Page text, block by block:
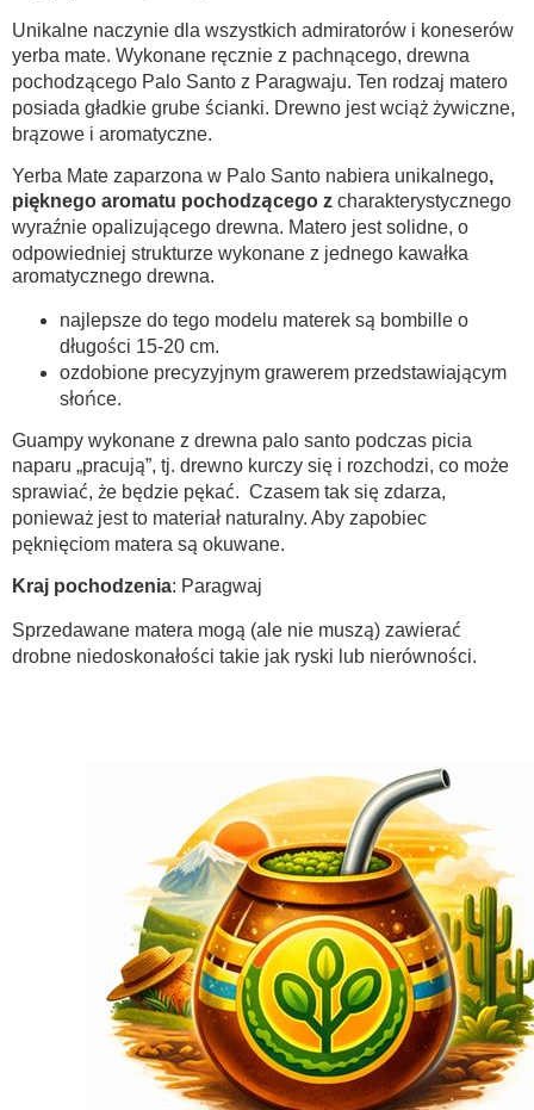
Unikalne naczynie dla wszystkich admiratorów i koneserów
yerba mate. Wykonane ręcznie z pachnącego, drewna
pochodzącego Palo Santo z Paragwaju. Ten rodzaj matero
posiada gładkie grube ścianki. Drewno jest wciąż żywiczne,
brązowe i aromatyczne.
Yerba Mate zaparzona w Palo Santo nabiera unikalnego,
pięknego aromatu pochodzącego z charakterystycznego
wyraźnie opalizującego drewna. Matero jest solidne, o
odpowiedniej strukturze wykonane z jednego kawałka
aromatycznego drewna.
najlepsze do tego modelu materek są bombille o
długości 15-20 cm.
ozdobione precyzyjnym grawerem przedstawiającym
słońce.
Guampy wykonane z drewna palo santo podczas picia
naparu „pracują”, tj. drewno kurczy się i rozchodzi, co może
sprawiać, że będzie pękać. Czasem tak się zdarza,
ponieważ jest to materiał naturalny. Aby zapobiec
pęknięciom matera są okuwane.
Kraj pochodzenia: Paragwaj
Sprzedawane matera mogą (ale nie muszą) zawierać
drobne niedoskonałości takie jak ryski lub nierówności.